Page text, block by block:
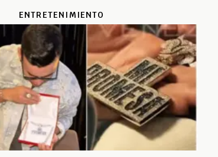
ENTRETENIMIENTO